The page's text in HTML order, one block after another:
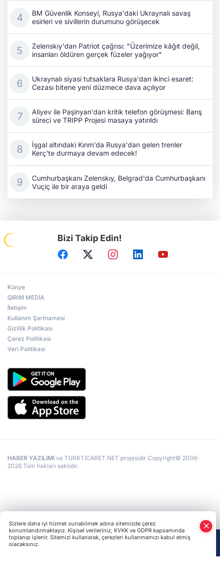
BM Güvenlik Konseyi, Rusya'daki Ukraynalı savaş
esirleri ve sivillerin durumunu görüşecek
Zelenskıy'dan Patriot çağrısı: "Üzerimize kâğıt değil,
insanları öldüren gerçek füzeler yağıyor"
Ukraynalı siyasi tutsaklara Rusya'dan ikinci esaret:
Cezası bitene yeni düzmece dava açılıyor
Aliyev ile Paşinyan'dan kritik telefon görüşmesi: Barış
süreci ve TRIPP Projesi masaya yatırıldı
İşgal altındaki Kırım'da Rusya'dan gelen trenler
Kerç'te durmaya devam edecek!
Cumhurbaşkanı Zelenskıy, Belgrad'da Cumhurbaşkanı
Vuçiç ile bir araya geldi
Bizi Takip Edin!
Künye
QIRIM MEDİA
İletişim
Kullanım Şartnamesi
Gizlilik Politikası
Çerez Politikası
Veri Politikası
HABER YAZILIMI ve TURKTICARET.NET projesidir Copyright© 2006-
2026 Tüm hakları saklıdır.
Sizlere daha iyi hizmet sunabilmek adına sitemizde çerez
konumlandırmaktayız. Kişisel verileriniz, KVKK ve GDPR kapsamında
toplanıp işlenir. Sitemizi kullanarak, çerezleri kullanmamızı kabul etmiş
olacaksınız.